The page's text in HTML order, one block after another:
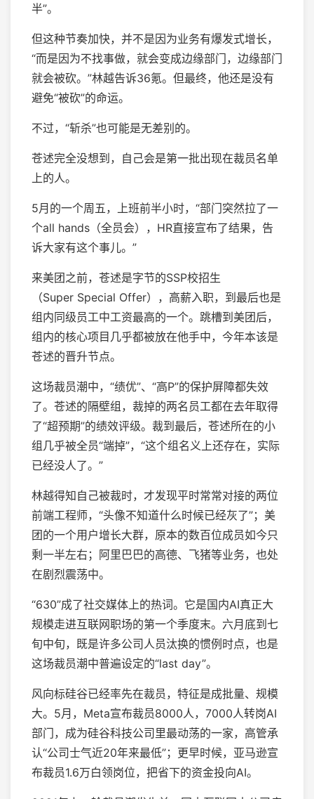
半”。
但这种节奏加快，并不是因为业务有爆发式增长，
“而是因为不找事做，就会变成边缘部门，边缘部门
就会被砍。”林越告诉36氪。但最终，他还是没有
避免“被砍”的命运。
不过，“斩杀”也可能是无差别的。
苍述完全没想到，自己会是第一批出现在裁员名单
上的人。
5月的一个周五，上班前半小时，“部门突然拉了一
个all hands（全员会），HR直接宣布了结果，告
诉大家有这个事儿。”
来美团之前，苍述是字节的SSP校招生
（Super Special Offer），高薪入职，到最后也是
组内同级员工中工资最高的一个。跳槽到美团后，
组内的核心项目几乎都被放在他手中，今年本该是
苍述的晋升节点。
这场裁员潮中，“绩优”、“高P”的保护屏障都失效
了。苍述的隔壁组，裁掉的两名员工都在去年取得
了“超预期”的绩效评级。裁到最后，苍述所在的小
组几乎被全员“端掉”，“这个组名义上还存在，实际
已经没人了。”
林越得知自己被裁时，才发现平时常常对接的两位
前端工程师，“头像不知道什么时候已经灰了”；美
团的一个用户增长大群，原本的数百位成员如今只
剩一半左右；阿里巴巴的高德、飞猪等业务，也处
在剧烈震荡中。
“630”成了社交媒体上的热词。它是国内AI真正大
规模走进互联网职场的第一个季度末。六月底到七
旬中旬，既是许多公司人员汰换的惯例时点，也是
这场裁员潮中普遍设定的“last day”。
风向标硅谷已经率先在裁员，特征是成批量、规模
大。5月，Meta宣布裁员8000人，7000人转岗AI
部门，成为硅谷科技公司里最动荡的一家，高管承
认“公司士气近20年来最低”；更早时候，亚马逊宣
布裁员1.6万白领岗位，把省下的资金投向AI。